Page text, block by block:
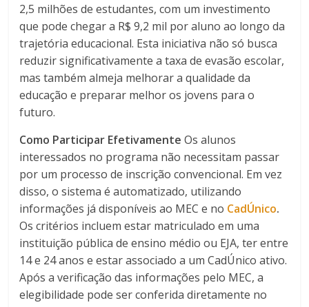
2,5 milhões de estudantes, com um investimento
que pode chegar a R$ 9,2 mil por aluno ao longo da
trajetória educacional. Esta iniciativa não só busca
reduzir significativamente a taxa de evasão escolar,
mas também almeja melhorar a qualidade da
educação e preparar melhor os jovens para o
futuro.
Como Participar Efetivamente Os alunos
interessados no programa não necessitam passar
por um processo de inscrição convencional. Em vez
disso, o sistema é automatizado, utilizando
informações já disponíveis ao MEC e no CadÚnico.
Os critérios incluem estar matriculado em uma
instituição pública de ensino médio ou EJA, ter entre
14 e 24 anos e estar associado a um CadÚnico ativo.
Após a verificação das informações pelo MEC, a
elegibilidade pode ser conferida diretamente no